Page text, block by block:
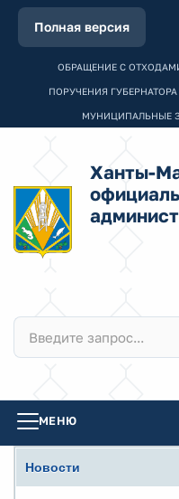
Полная версия
ОБРАЩЕНИЕ С
ПОРУЧЕНИЯ
МУНИЦИПАЛЬНЫЕ
Ханты-
МЕНЮ
Новости